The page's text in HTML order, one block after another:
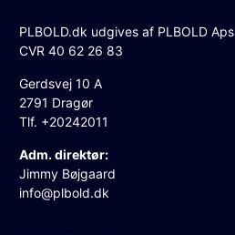
PLBOLD.dk udgives af PLBOLD Aps
CVR 40 62 26 83
Gerdsvej 10 A
2791 Dragør
Tlf. +20242011
Adm. direktør:
Jimmy Bøjgaard
info@plbold.dk